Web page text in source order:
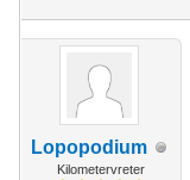
Lopopodium
Kilometervreter